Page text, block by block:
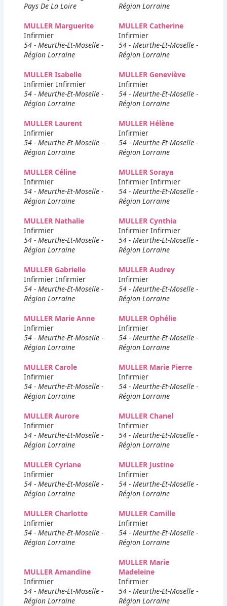
Pays De La Loire
Région Lorraine
MULLER Marguerite
Infirmier
54 - Meurthe-Et-Moselle -
Région Lorraine
MULLER Catherine
Infirmier
54 - Meurthe-Et-Moselle -
Région Lorraine
MULLER Isabelle
Infirmier Infirmier
54 - Meurthe-Et-Moselle -
Région Lorraine
MULLER Geneviève
Infirmier
54 - Meurthe-Et-Moselle -
Région Lorraine
MULLER Laurent
Infirmier
54 - Meurthe-Et-Moselle -
Région Lorraine
MULLER Hélène
Infirmier
54 - Meurthe-Et-Moselle -
Région Lorraine
MULLER Céline
Infirmier
54 - Meurthe-Et-Moselle -
Région Lorraine
MULLER Soraya
Infirmier Infirmier
54 - Meurthe-Et-Moselle -
Région Lorraine
MULLER Nathalie
Infirmier
54 - Meurthe-Et-Moselle -
Région Lorraine
MULLER Cynthia
Infirmier Infirmier
54 - Meurthe-Et-Moselle -
Région Lorraine
MULLER Gabrielle
Infirmier Infirmier
54 - Meurthe-Et-Moselle -
Région Lorraine
MULLER Audrey
Infirmier
54 - Meurthe-Et-Moselle -
Région Lorraine
MULLER Marie Anne
Infirmier
54 - Meurthe-Et-Moselle -
Région Lorraine
MULLER Ophélie
Infirmier
54 - Meurthe-Et-Moselle -
Région Lorraine
MULLER Carole
Infirmier
54 - Meurthe-Et-Moselle -
Région Lorraine
MULLER Marie Pierre
Infirmier
54 - Meurthe-Et-Moselle -
Région Lorraine
MULLER Aurore
Infirmier
54 - Meurthe-Et-Moselle -
Région Lorraine
MULLER Chanel
Infirmier
54 - Meurthe-Et-Moselle -
Région Lorraine
MULLER Cyriane
Infirmier
54 - Meurthe-Et-Moselle -
Région Lorraine
MULLER Justine
Infirmier
54 - Meurthe-Et-Moselle -
Région Lorraine
MULLER Charlotte
Infirmier
54 - Meurthe-Et-Moselle -
Région Lorraine
MULLER Camille
Infirmier
54 - Meurthe-Et-Moselle -
Région Lorraine
MULLER Amandine
Infirmier
54 - Meurthe-Et-Moselle -
Région Lorraine
MULLER Marie
Madeleine
Infirmier
54 - Meurthe-Et-Moselle -
Région Lorraine